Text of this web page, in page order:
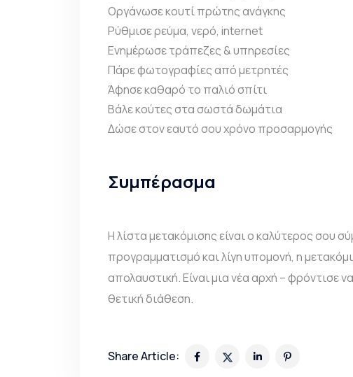
Οργάνωσε κουτί πρώτης ανάγκης
Ρύθμισε ρεύμα, νερό, internet
Ενημέρωσε τράπεζες & υπηρεσίες
Πάρε φωτογραφίες από μετρητές
Άφησε καθαρό το παλιό σπίτι
Βάλε κούτες στα σωστά δωμάτια
Δώσε στον εαυτό σου χρόνο προσαρμογής
Συμπέρασμα
Η λίστα μετακόμισης είναι ο καλύτερος σου
προγραμματισμό και λίγη υπομονή, η
απολαυστική. Είναι μια νέα αρχή – φρόντισε
θετική διάθεση.
Share Article: